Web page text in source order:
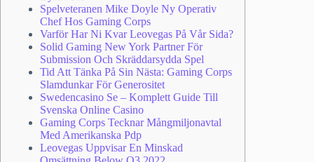
Spelveteranen Mike Doyle Ny Operativ
Chef Hos Gaming Corps
Varför Har Ni Kvar Leovegas På Vår Sida?
Solid Gaming New York Partner För
Submission Och Skräddarsydda Spel
Tid Att Tänka På Sin Nästa: Gaming Corps
Slamdunkar För Generositet
Swedencasino Se – Komplett Guide Till
Svenska Online Casino
Gaming Corps Tecknar Mångmiljonavtal
Med Amerikanska Pdp
Leovegas Uppvisar En Minskad